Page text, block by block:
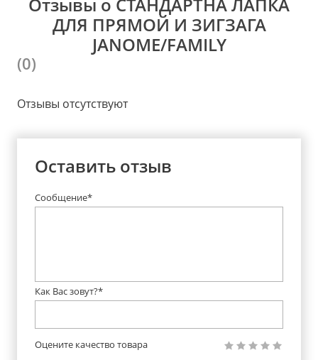
ДЛЯ ПРЯМОЙ И ЗИГЗАГА
JANOME/FAMILY
(0)
Отзывы отсутствуют
Оставить отзыв
Сообщение*
Как Вас зовут?*
Оцените качество товара